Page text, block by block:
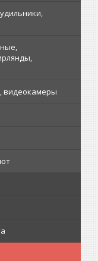
видеокамеры